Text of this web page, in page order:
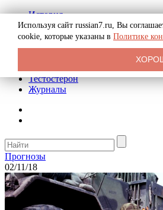
История
Биография
Криминал
Реклама на сайте
Тестостерон
Журналы
Прогнозы
02/11/18
Используя сайт russian7.ru, Вы
cookie, которые указаны в Политике